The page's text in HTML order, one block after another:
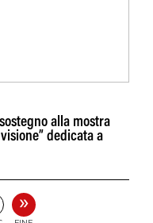
alla mostra
dedicata a
»